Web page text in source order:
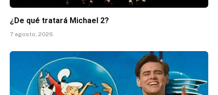
¿De qué tratará Michael 2?
7 agosto, 2026